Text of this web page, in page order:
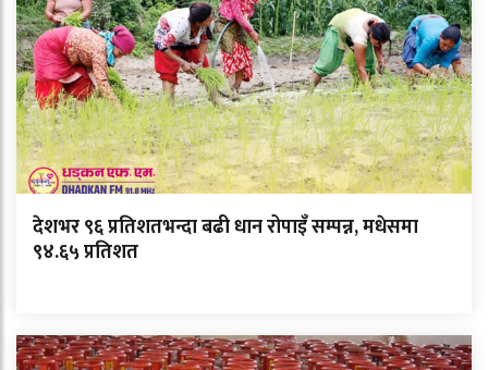
देशभर ९६ प्रतिशतभन्दा बढी धान रोपाइँ सम्पन्न, मधेसमा
९४.६५ प्रतिशत